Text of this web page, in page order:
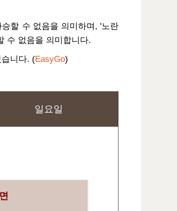
할 수 없음을 의미하며, '노란
수 없음을 의미합니다.
니다. (EasyGo)
일요일